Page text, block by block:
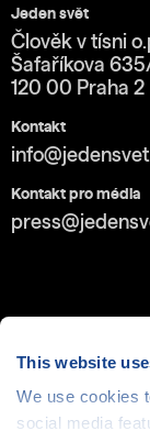
This website
We use cookies
social media
Jeden svět
Člověk v tísni
Šafaříkova
120 00 Praha 2
Kontakt
Kontakt pro média
Cookies| ©